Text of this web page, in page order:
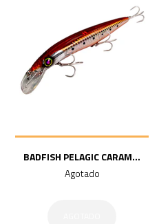
BADFISH PELAGIC CARAM...
Agotado